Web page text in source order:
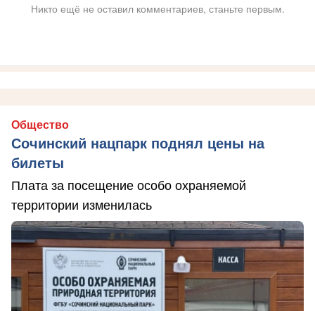
Никто ещё не оставил комментариев, станьте первым.
Общество
Сочинский нацпарк поднял цены на
билеты
Плата за посещение особо охраняемой
территории изменилась